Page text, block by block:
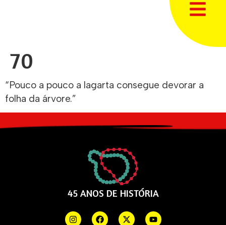
70
“Pouco a pouco a lagarta consegue devorar a
folha da árvore.”
45 ANOS DE HISTÓRIA